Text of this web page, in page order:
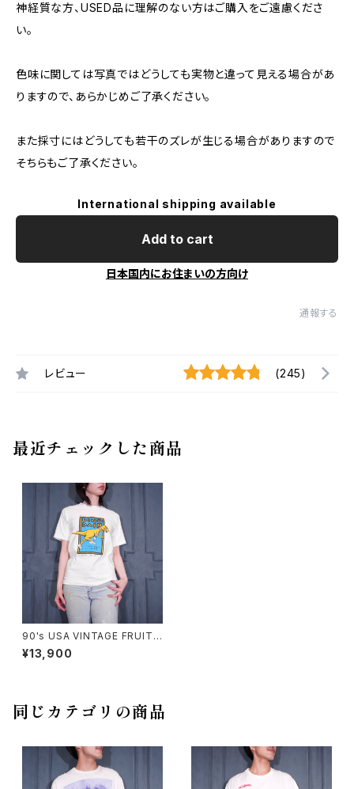
神経質な方、USED品に理解のない方はご購入をご遠慮くださ
い。
色味に関しては写真ではどうしても実物と違って見える場合があ
りますので、あらかじめご了承ください。
また採寸にはどうしても若干のズレが生じる場合がありますので
そちらもご了承ください。
International shipping available
Add to cart
日本国内にお住まいの方向け
通報する
レビュー (245)
最近チェックした商品
90's USA VINTAGE FRUIT
OF THE LOOM DINO DASH
RUNNING DINOSOUR PRIN
シャツ
¥13,900
同じカテゴリの商品